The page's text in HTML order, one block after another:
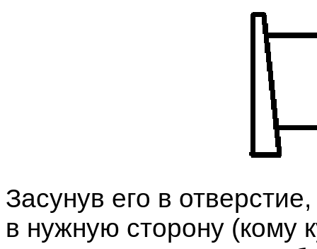
Засунув его в
в нужную сторону (кому